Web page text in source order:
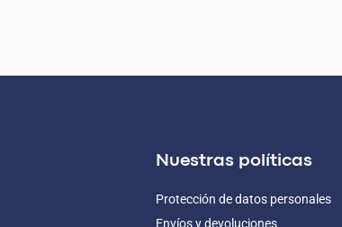
Nuestras políticas
Protección de datos personales
Envíos y devoluciones